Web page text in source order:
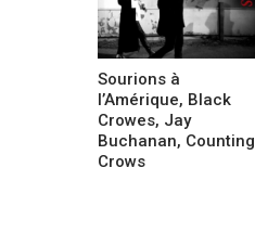
Sourions à
l’Amérique, Black
Crowes, Jay
Buchanan, Counting
Crows